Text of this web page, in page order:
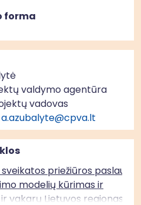
forma
valdymo agentūra
vadovas
a.azubalyte@cpva.lt
priežiūros paslaugų
modelių kūrimas ir
vakarų Lietuvos regionas